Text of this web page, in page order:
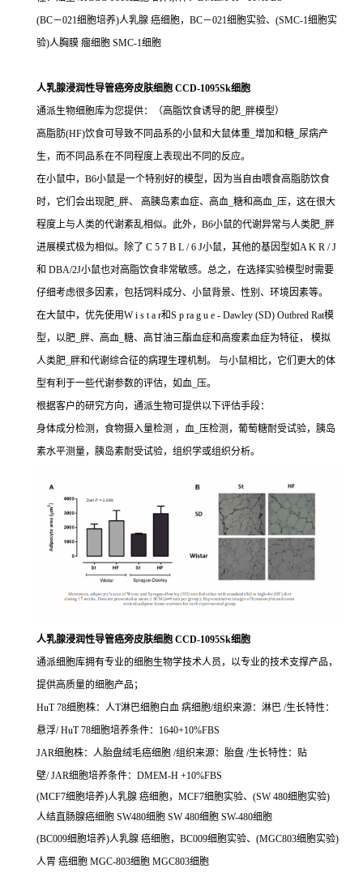
(BC－021细胞培养)人乳腺 癌细胞，BC－021细胞实验、(SMC-1细胞实
验)人胸膜 瘤细胞 SMC-1细胞
人乳腺浸润性导管癌旁皮肤细胞 CCD-1095Sk细胞
通派生物细胞库为您提供：（高脂饮食诱导的肥_胖模型）
高脂肪(HF)饮食可导致不同品系的小鼠和大鼠体重_增加和糖_尿病产
生，而不同品系在不同程度上表现出不同的反应。
在小鼠中，B6小鼠是一个特别好的模型，因为当自由喂食高脂肪饮食
时，它们会出现肥_胖、 高胰岛素血症、高血_糖和高血_压，这在很大
程度上与人类的代谢紊乱相似。此外，B6小鼠的代谢异常与人类肥_胖
进展模式极为相似。除了 C 5 7 B L / 6 J小鼠，其他的基因型如A K R / J
和 DBA/2J小鼠也对高脂饮食非常敏感。总之，在选择实验模型时需要
仔细考虑很多因素，包括饲料成分、小鼠背景、性别、环境因素等。
在大鼠中，优先使用W i s t a r和S p ra g u e - Dawley (SD) Outbred Rat模
型，以肥_胖、高血_糖、高甘油三酯血症和高瘦素血症为特征， 模拟
人类肥_胖和代谢综合征的病理生理机制。 与小鼠相比，它们更大的体
型有利于一些代谢参数的评估，如血_压。
根据客户的研究方向，通派生物可提供以下评估手段：
身体成分检测，食物摄入量检测 ，血_压检测，葡萄糖耐受试验，胰岛
素水平测量，胰岛素耐受试验，组织学或组织分析。
人乳腺浸润性导管癌旁皮肤细胞 CCD-1095Sk细胞
通派细胞库拥有专业的细胞生物学技术人员，以专业的技术支撑产品，
提供高质量的细胞产品；
HuT 78细胞株：人T淋巴细胞白血 病细胞/组织来源：淋巴 /生长特性：
悬浮/ HuT 78细胞培养条件：1640+10%FBS
JAR细胞株：人胎盘绒毛癌细胞 /组织来源：胎盘 /生长特性：贴
壁/ JAR细胞培养条件：DMEM-H +10%FBS
(MCF7细胞培养)人乳腺 癌细胞，MCF7细胞实验、(SW 480细胞实验)
人结直肠腺癌细胞 SW480细胞 SW 480细胞 SW-480细胞
(BC009细胞培养)人乳腺 癌细胞，BC009细胞实验、(MGC803细胞实验)
人胃 癌细胞 MGC-803细胞 MGC803细胞